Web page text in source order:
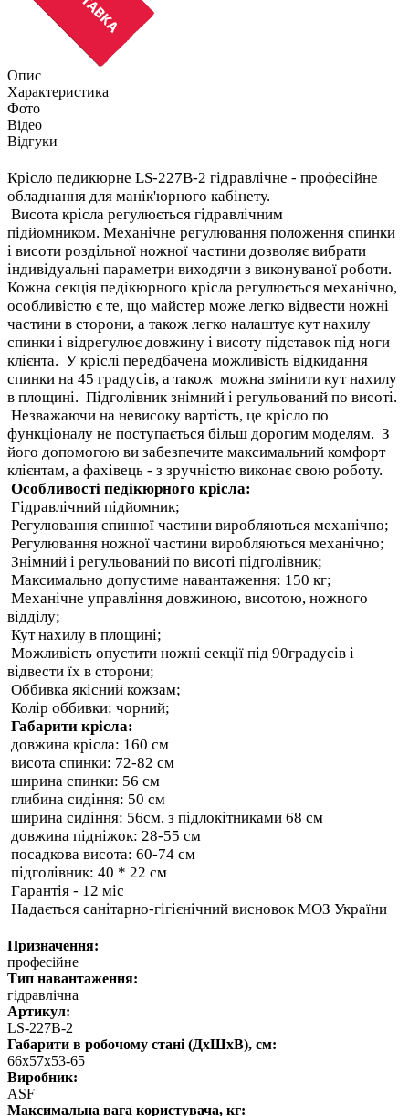
Опис
Характеристика
Фото
Відео
Відгуки
Крісло педикюрне LS-227B-2 гідравлічне - професійне
обладнання для манік'юрного кабінету.
Висота крісла регулюється гідравлічним
підйомником. Механічне регулювання положення спинки
і висоти роздільної ножної частини дозволяє вибрати
індивідуальні параметри виходячи з виконуваної роботи.
Кожна секція педікюрного крісла регулюється механічно,
особливістю є те, що майстер може легко відвести ножні
частини в сторони, а також легко налаштує кут нахилу
спинки і відрегулює довжину і висоту підставок під ноги
клієнта. У кріслі передбачена можливість відкидання
спинки на 45 градусів, а також можна змінити кут нахилу
в площині. Підголівник знімний і регульований по висоті.
Незважаючи на невисоку вартість, це крісло по
функціоналу не поступається більш дорогим моделям. З
його допомогою ви забезпечите максимальний комфорт
клієнтам, а фахівець - з зручністю виконає свою роботу.
Особливості педікюрного крісла:
Гідравлічний підйомник;
Регулювання спинної частини виробляються механічно;
Регулювання ножної частини виробляються механічно;
Знімний і регульований по висоті підголівник;
Максимально допустиме навантаження: 150 кг;
Механічне управління довжиною, висотою, ножного
відділу;
Кут нахилу в площині;
Можливість опустити ножні секції під 90градусів і
відвести їх в сторони;
Оббивка якісний кожзам;
Колір оббивки: чорний;
Габарити крісла:
довжина крісла: 160 см
висота спинки: 72-82 см
ширина спинки: 56 см
глибина сидіння: 50 см
ширина сидіння: 56см, з підлокітниками 68 см
довжина підніжок: 28-55 см
посадкова висота: 60-74 см
підголівник: 40 * 22 см
Гарантія - 12 міс
Надається санітарно-гігієнічний висновок МОЗ України
Призначення:
професійне
Тип навантаження:
гідравлічна
Артикул:
LS-227B-2
Габарити в робочому стані (ДхШхВ), см:
66х57х53-65
Виробник:
ASF
Максимальна вага користувача, кг: